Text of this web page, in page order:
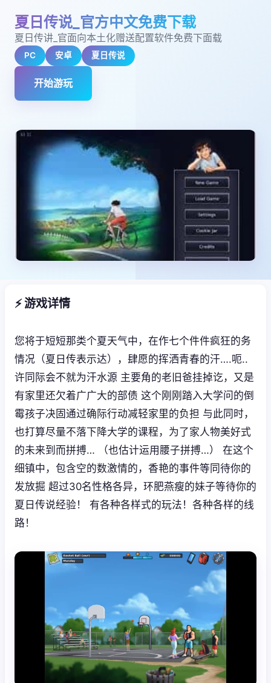
夏日传说_官方中文免费下载
夏日传讲_官面向本土化赠送配置软件免费下面载
PC 安卓 夏日传说
开始游玩
⚡ 游戏详情
您将于短短那类个夏天气中，在作七个件件疯狂的务
情况（夏日传表示达），肆愿的挥洒青春的汗….呃..
许同际会不就为汗水源 主要角的老旧爸挂掉讫，又是
有家里还欠着广广大的部债 这个刚刚踏入大学问的倒
霉孩子决固通过确际行动减轻家里的负担 与此同时，
也打算尽量不落下降大学的课程，为了家人物美好式
的未来到而拼搏… （也估计运用腰子拼搏…） 在这个
细镇中，包含空的数激情的，香艳的事件等同待你的
发放掘 超过30名性格各异，环肥燕瘦的妹子等待你的
夏日传说经验！ 有各种各样式的玩法！各种各样的线
路！